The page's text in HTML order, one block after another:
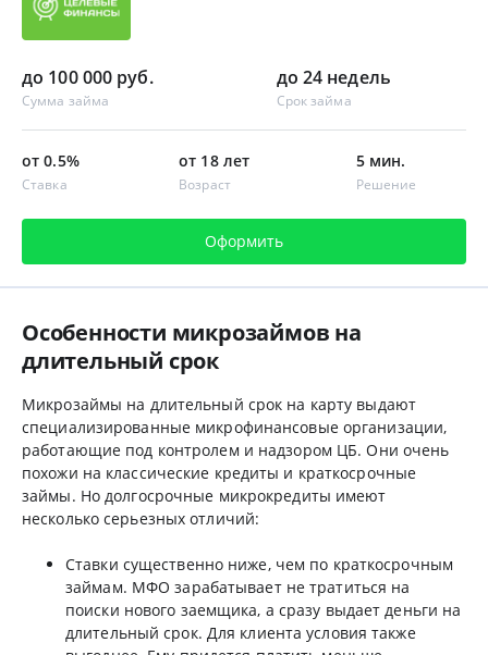
до 100 000 руб.
Сумма займа
до 24 недель
Срок займа
от 0.5%
Ставка
от 18 лет
Возраст
5 мин.
Решение
Оформить
Особенности микрозаймов на
длительный срок
Микрозаймы на длительный срок на карту выдают
специализированные микрофинансовые организации,
работающие под контролем и надзором ЦБ. Они очень
похожи на классические кредиты и краткосрочные
займы. Но долгосрочные микрокредиты имеют
несколько серьезных отличий:
Ставки существенно ниже, чем по краткосрочным
займам. МФО зарабатывает не тратиться на
поиски нового заемщика, а сразу выдает деньги на
длительный срок. Для клиента условия также